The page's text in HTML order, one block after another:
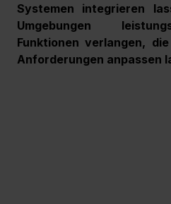
Systemen integrieren
Umgebungen
Funktionen verlangen,
Anforderungen anpassen